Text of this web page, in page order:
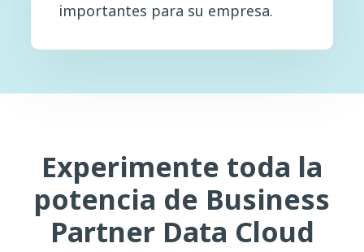
importantes para su empresa.
Experimente toda la
potencia de Business
Partner Data Cloud